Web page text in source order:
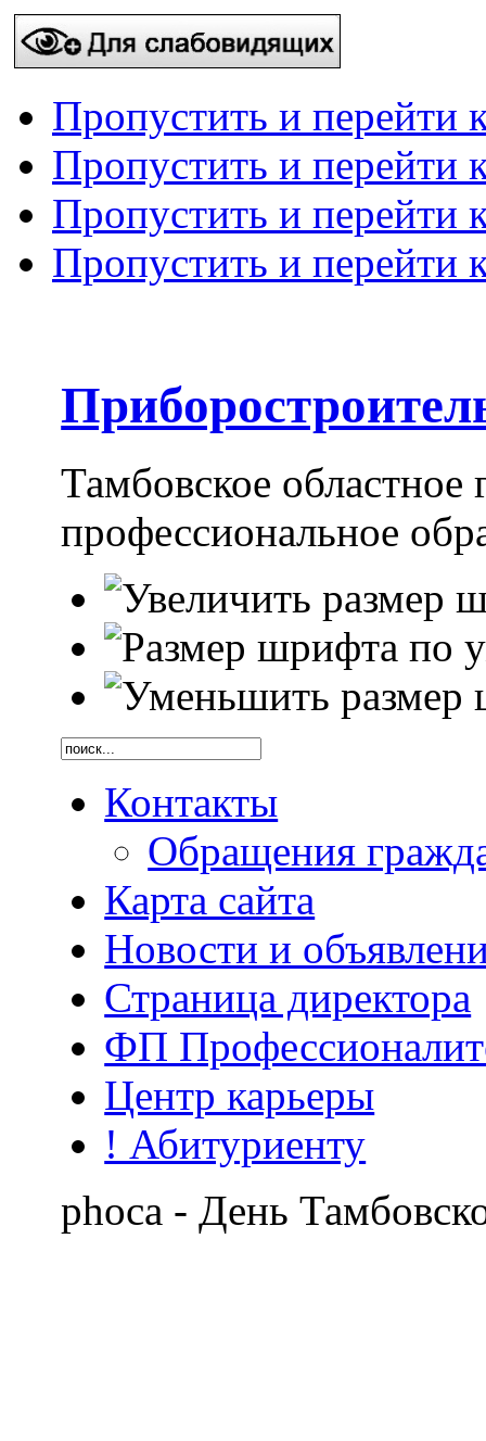
Пропустить и перейти
Пропустить и перейти
Пропустить и перейти
Пропустить и перейти
Тамбовское областное
профессиональное
Контакты
Обращения
Карта сайта
Новости и
Страница директора
ФП
Центр карьеры
! Абитуриенту
phoca - День